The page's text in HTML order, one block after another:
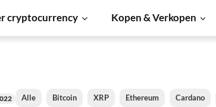
cryptocurrency Kopen & Verkopen
Alle Bitcoin XRP Ethereum Cardano